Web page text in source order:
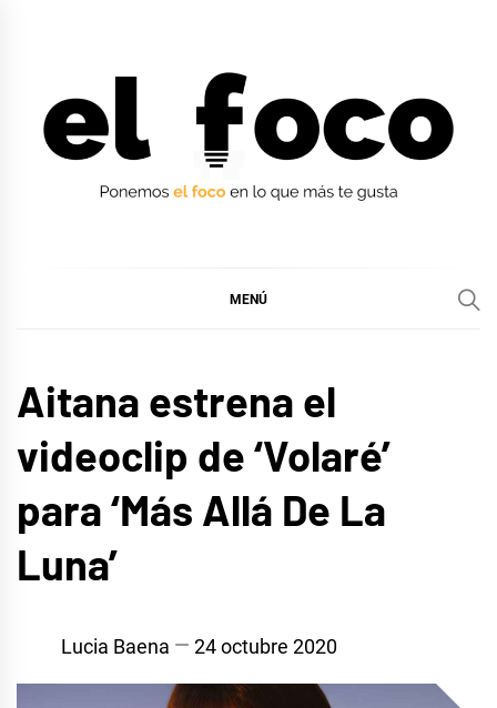
MENÚ
Aitana estrena el
videoclip de ‘Volaré’
para ‘Más Allá De La
Luna’
Lucia Baena 24 octubre 2020